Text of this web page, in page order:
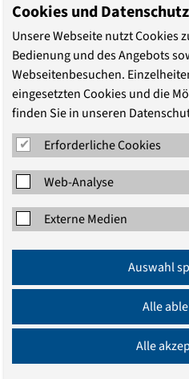
Der Fachtag wird
Bildungswerk in der
derEvangelischen Akademie
PROGRAMM
Cookies und Datenschutz
Unsere Webseite nutzt Cookies
Bedienung und des Angebots
Webseitenbesuchen.
eingesetzten Cookies und die
finden Sie in unseren
Erforderliche Cookies
Web-Analyse
Externe Medien
Auswahl
Alle
Alle